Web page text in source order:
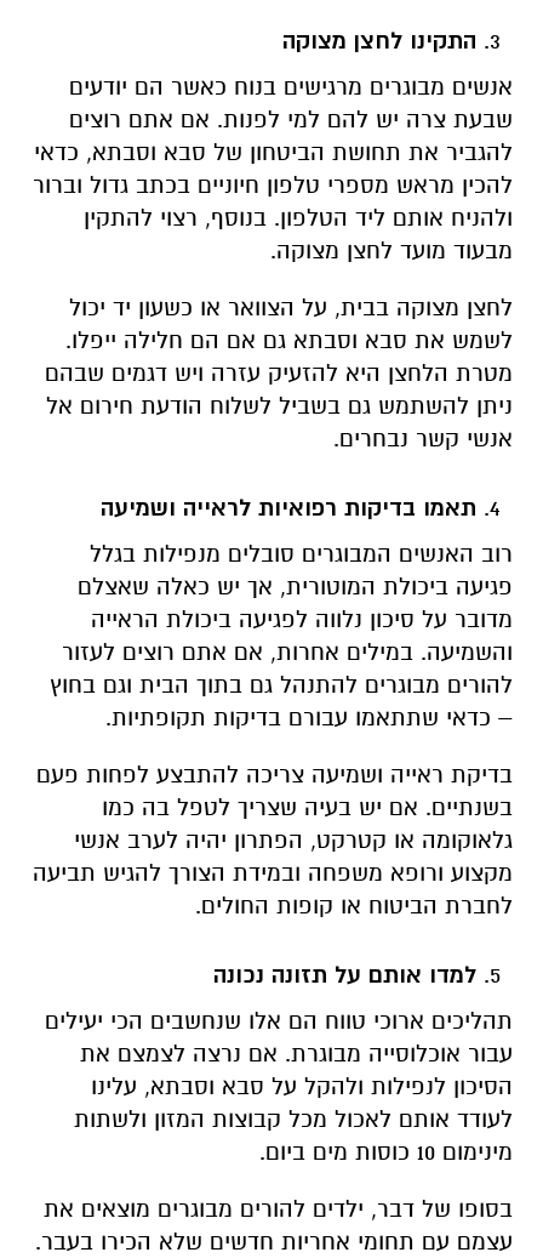
התקינו לחצן מצוקה
אנשים מבוגרים מרגישים בנוח כאשר הם יודעים
שבעת צרה יש להם למי לפנות. אם אתם רוצים
להגביר את תחושת הביטחון של סבא וסבתא, כדאי
להכין מראש מספרי טלפון חיוניים בכתב גדול וברור
ולהניח אותם ליד הטלפון. בנוסף, רצוי להתקין
מבעוד מועד לחצן מצוקה.
לחצן מצוקה בבית, על הצוואר או כשעון יד יכול
לשמש את סבא וסבתא גם אם הם חלילה ייפלו.
מטרת הלחצן היא להזעיק עזרה ויש דגמים שבהם
ניתן להשתמש גם בשביל לשלוח הודעת חירום אל
אנשי קשר נבחרים.
תאמו בדיקות רפואיות לראייה ושמיעה
רוב האנשים המבוגרים סובלים מנפילות בגלל
פגיעה ביכולת המוטורית, אך יש כאלה שאצלם
מדובר על סיכון נלווה לפגיעה ביכולת הראייה
והשמיעה. במילים אחרות, אם אתם רוצים לעזור
להורים מבוגרים להתנהל גם בתוך הבית וגם בחוץ
– כדאי שתתאמו עבורם בדיקות תקופתיות.
בדיקת ראייה ושמיעה צריכה להתבצע לפחות פעם
בשנתיים. אם יש בעיה שצריך לטפל בה כמו
גלאוקומה או קטרקט, הפתרון יהיה לערב אנשי
מקצוע ורופא משפחה ובמידת הצורך להגיש תביעה
לחברת הביטוח או קופות החולים.
למדו אותם על תזונה נכונה
תהליכים ארוכי טווח הם אלו שנחשבים הכי יעילים
עבור אוכלוסייה מבוגרת. אם נרצה לצמצם את
הסיכון לנפילות ולהקל על סבא וסבתא, עלינו
לעודד אותם לאכול מכל קבוצות המזון ולשתות
מינימום 10 כוסות מים ביום.
בסופו של דבר, ילדים להורים מבוגרים מוצאים את
עצמם עם תחומי אחריות חדשים שלא הכירו בעבר.